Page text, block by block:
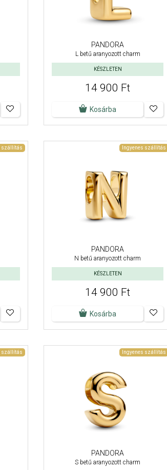
PANDORA
L betű aranyozott charm
KÉSZLETEN
14 900 Ft
Kosárba
szállítás Ingyenes szállítás
PANDORA
N betű aranyozott charm
KÉSZLETEN
14 900 Ft
Kosárba
szállítás Ingyenes szállítás
PANDORA
S betű aranyozott charm